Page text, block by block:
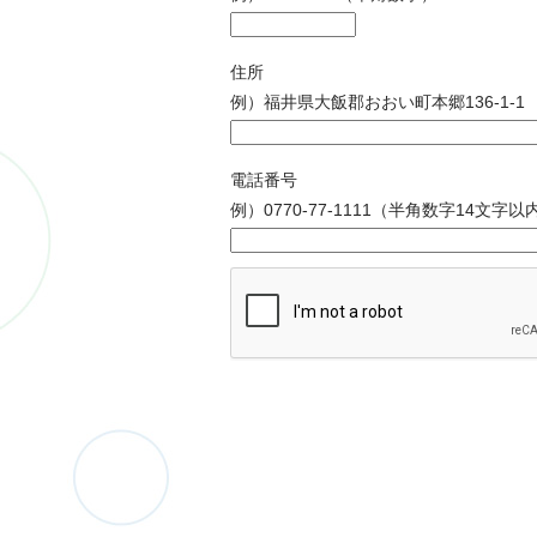
住所
例）福井県大飯郡おおい町本郷136-1-1
電話番号
例）0770-77-1111（半角数字14文字以